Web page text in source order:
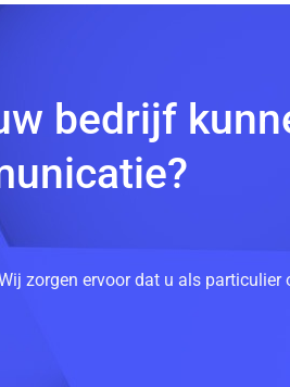
bedrijf
zorgen ervoor dat u als